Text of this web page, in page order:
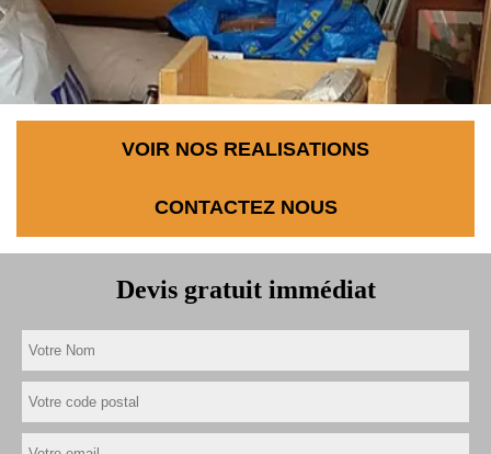
VOIR NOS REALISATIONS
CONTACTEZ NOUS
Devis gratuit immédiat